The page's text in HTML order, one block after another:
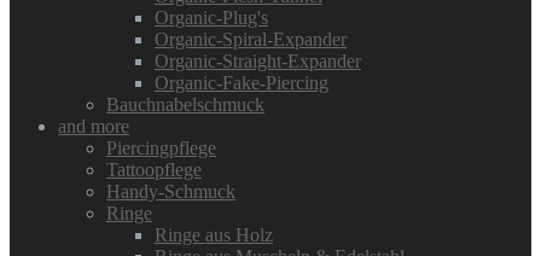
Organic-Plug's
Organic-Spiral-Expander
Organic-Straight-Expander
Organic-Fake-Piercing
Bauchnabelschmuck
and more
Piercingpflege
Tattoopflege
Handy-Schmuck
Ringe
Ringe aus Holz